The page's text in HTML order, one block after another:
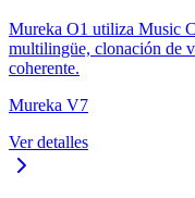
Mureka O1 utiliza Music
multilingüe, clonación de
coherente.
Mureka V7
Ver detalles